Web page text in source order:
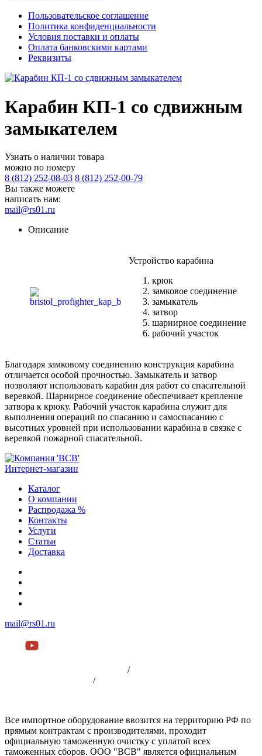
Пользовательское соглашение
Политика конфиденциальности
Условия поставки и оплаты
Оплата банковскими картами
Реквизиты
Карабин КП-1 со сдвижным
замыкателем
Узнать о наличии товара
можно по номеру
8 (812) 252-08-03 8 (812) 252-00-79
Вы также можете
написать нам:
mail@rs01.ru
Описание
Устройство карабина
крюк
замковое соединение
замыкатель
затвор
шарнирное соединение
рабочий участок
Благодаря замковому соединению конструкция карабина
отличается особой прочностью. Замыкатель и затвор
позволяют использовать карабин для работ со спасательной
веревкой. Шарнирное соединение обеспечивает крепление
затвора к крюку. Рабочий участок карабина служит для
выполнения операций по спасанию и самоспасанию с
высотных уровней при использовании карабина в связке с
веревкой пожарной спасательной.
Интернет-магазин
Каталог
О компании
Распродажа %
Контакты
Услуги
Статьи
Доставка
mail@rs01.ru
/
/
Все импортное оборудование ввозится на территорию РФ по
прямым контрактам с производителями, проходит
официальную таможенную очистку с уплатой всех
таможенных сборов. ООО "ВСВ" является официальным